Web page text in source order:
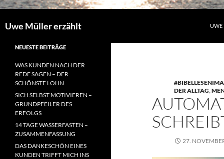
Uwe Müller erzählt UWE
DER ALLTAG,
27.
NEUESTE BEITRÄGE
WAS KUNDEN NACH DER
REDE SAGEN – DER
SCHÖNSTE LOHN
SICH SELBST MOTIVIEREN –
GRUNDPFEILER DES
ERFOLGS
14 TAGE WASSERFASTEN –
ZUSAMMENFASSUNG
DAS DANKESCHÖN EINES
KUNDEN TRIFFT MICH INS